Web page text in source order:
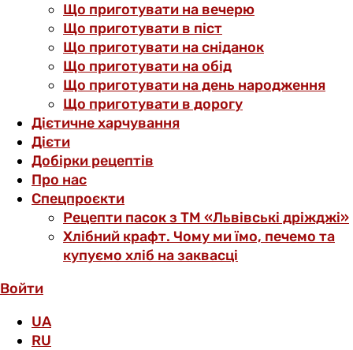
Що приготувати на вечерю
Що приготувати в піст
Що приготувати на сніданок
Що приготувати на обід
Що приготувати на день народження
Що приготувати в дорогу
Дієтичне харчування
Дієти
Добірки рецептів
Про нас
Спецпроєкти
Рецепти пасок з ТМ «Львівські дріжджі»
Хлібний крафт. Чому ми їмо, печемо та
купуємо хліб на заквасці
Войти
UA
RU